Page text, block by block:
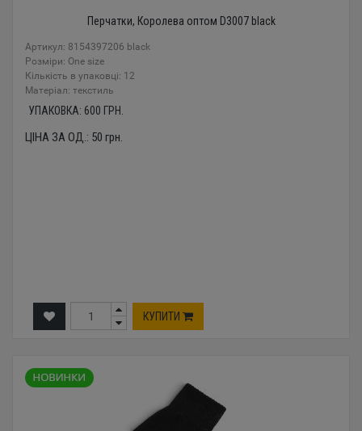
Перчатки, Королева оптом D3007 black
Артикул: 8154397206 black
Розміри: One size
Кількість в упаковці: 12
Mатеріал: текстиль
УПАКОВКА: 600 ГРН.
ЦІНА ЗА ОД.: 50 грн.
КУПИТИ